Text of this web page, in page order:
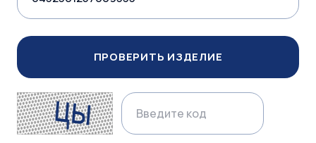
ПРОВЕРИТЬ ИЗДЕЛИЕ